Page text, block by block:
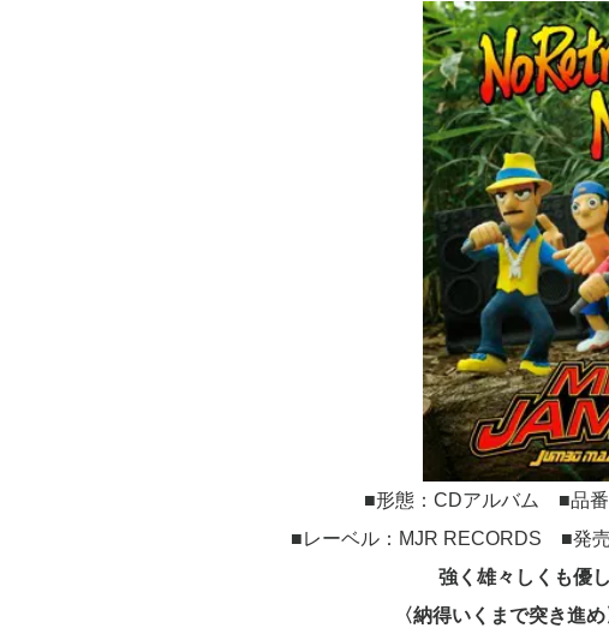
■形態：CDアルバム ■品
■レーベル：MJR RECORDS ■発
強く雄々しくも優
〈納得いくまで突き進